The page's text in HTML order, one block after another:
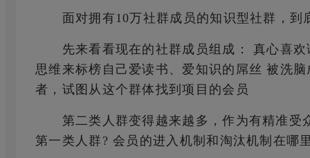
面对拥有10万社群成员的知识型社群，到
先来看看现在的社群成员组成： 真心喜欢
思维来标榜自己爱读书、爱知识的屌丝 被洗
者，试图从这个群体找到项目的会员
第二类人群变得越来越多，作为有精准受
第一类人群? 会员的进入机制和淘汰机制在哪